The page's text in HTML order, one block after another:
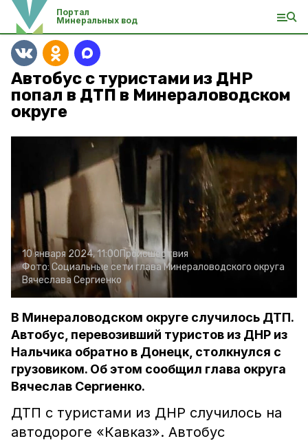
Портал
Минеральных вод
Автобус с туристами из ДНР
попал в ДТП в Минераловодском
округе
10 января 2024, 11:00Происшествия
Фото:Социальные сети глава Минераловодского округа
Вячеслава Сергиенко
В Минераловодском округе случилось ДТП.
Автобус, перевозивший туристов из ДНР из
Нальчика обратно в Донецк, столкнулся с
грузовиком. Об этом сообщил глава округа
Вячеслав Сергиенко.
ДТП с туристами из ДНР случилось на
автодороге «Кавказ». Автобус